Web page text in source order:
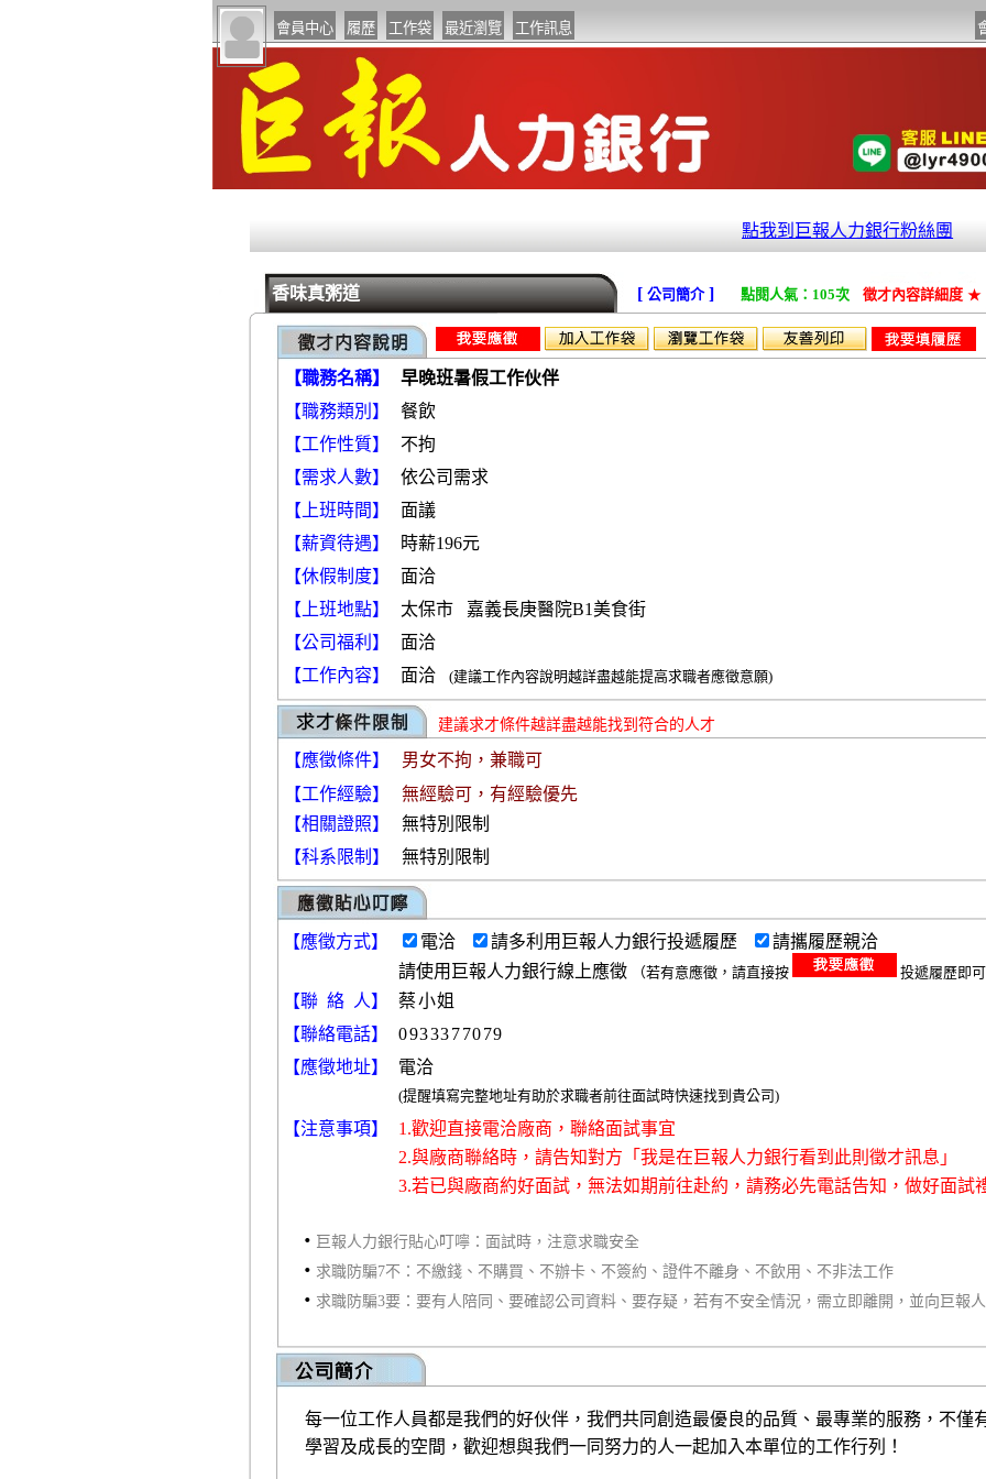
點我到巨報人力銀行粉絲團
香味真粥道 [ 公司簡介] 點閱人氣：105次 徵才內容詳細度 ★
【職務名稱】
早晚班暑假工作伙伴
【職務類別】
餐飲
【工作性質】
不拘
【需求人數】
依公司需求
【上班時間】
面議
【薪資待遇】
時薪196元
【休假制度】
面洽
【上班地點】
太保市 嘉義長庚醫院B1美食街
【公司福利】
面洽
【工作內容】
面洽 (建議工作內容說明越詳盡越能提高求職者應徵意願)
建議求才條件越詳盡越能找到符合的人才
【應徵條件】
男女不拘，兼職可
【工作經驗】
無經驗可，有經驗優先
【相關證照】
無特別限制
【科系限制】
無特別限制
【應徵方式】 電洽 請多利用巨報人力銀行投遞履歷
請攜履歷親洽
請使用巨報人力銀行線上應徵
（若有意應徵，請直接按 投遞履歷即
【聯 絡 人】
蔡小姐
【聯絡電話】
0933377079
【應徵地址】
電洽
(提醒填寫完整地址有助於求職者前往面試時快速找到貴公司)
【注意事項】
1.歡迎直接電洽廠商，聯絡面試事宜
2.與廠商聯絡時，請告知對方「我是在巨報人力銀行看到此則徵才訊息」
3.若已與廠商約好面試，無法如期前往赴約，請務必先電話告知，做好面試
‧ 巨報人力銀行貼心叮嚀：面試時，注意求職安全
‧ 求職防騙7不：不繳錢、不購買、不辦卡、不簽約、證件不離身、不飲用、不非法工作
‧ 求職防騙3要：要有人陪同、要確認公司資料、要存疑，若有不安全情況，需立即離開，並向巨報
每一位工作人員都是我們的好伙伴，我們共同創造最優良的品質、最專業的服務，不僅
學習及成長的空間，歡迎想與我們一同努力的人一起加入本單位的工作行列！